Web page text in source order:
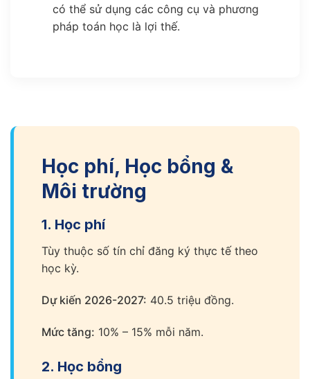
có thể sử dụng các công cụ và phương
pháp toán học là lợi thế.
Học phí, Học bổng &
Môi trường
1. Học phí
Tùy thuộc số tín chỉ đăng ký thực tế theo
học kỳ.
Dự kiến 2026-2027: 40.5 triệu đồng.
Mức tăng: 10% – 15% mỗi năm.
2. Học bổng